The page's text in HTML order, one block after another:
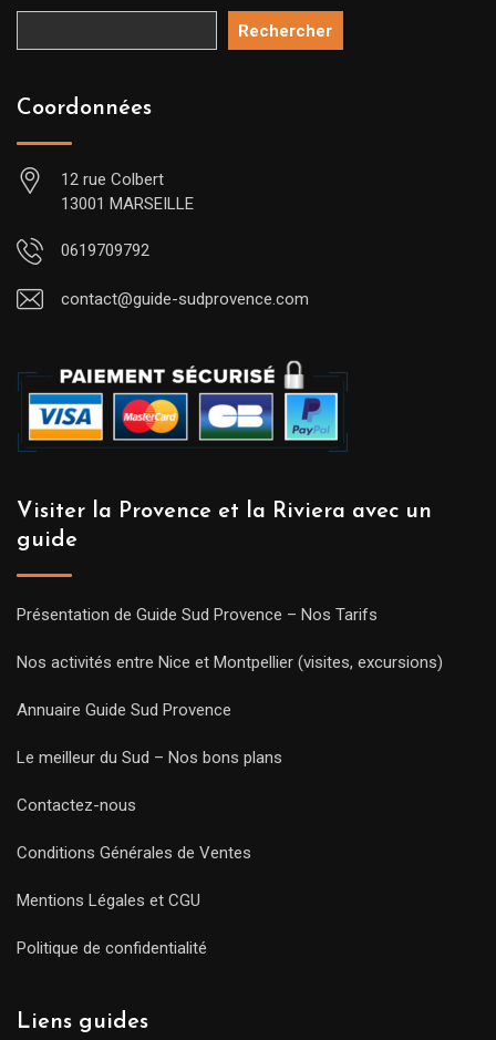
Rechercher
Coordonnées
12 rue Colbert
13001 MARSEILLE
0619709792
contact@guide-sudprovence.com
Visiter la Provence et la Riviera avec un
guide
Présentation de Guide Sud Provence – Nos Tarifs
Nos activités entre Nice et Montpellier (visites, excursions)
Annuaire Guide Sud Provence
Le meilleur du Sud – Nos bons plans
Contactez-nous
Conditions Générales de Ventes
Mentions Légales et CGU
Politique de confidentialité
Liens guides